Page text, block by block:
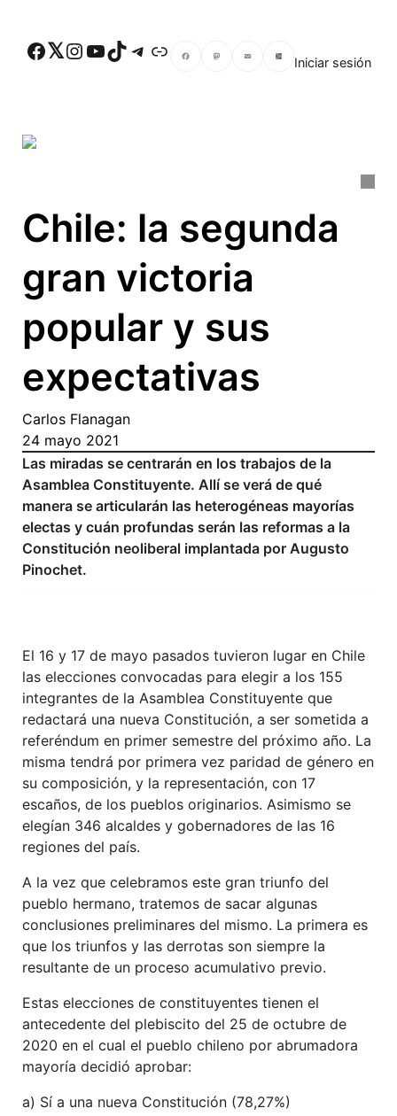
Facebook Twitter Instagram YouTube TikTok Telegram Enlace
Iniciar sesión
Chile: la segunda
gran victoria
popular y sus
expectativas
Carlos Flanagan
24 mayo 2021
Las miradas se centrarán en los trabajos de la
Asamblea Constituyente. Allí se verá de qué
manera se articularán las heterogéneas mayorías
electas y cuán profundas serán las reformas a la
Constitución neoliberal implantada por Augusto
Pinochet.
El 16 y 17 de mayo pasados tuvieron lugar en Chile
las elecciones convocadas para elegir a los 155
integrantes de la Asamblea Constituyente que
redactará una nueva Constitución, a ser sometida a
referéndum en primer semestre del próximo año. La
misma tendrá por primera vez paridad de género en
su composición, y la representación, con 17
escaños, de los pueblos originarios. Asimismo se
elegían 346 alcaldes y gobernadores de las 16
regiones del país.
A la vez que celebramos este gran triunfo del
pueblo hermano, tratemos de sacar algunas
conclusiones preliminares del mismo. La primera es
que los triunfos y las derrotas son siempre la
resultante de un proceso acumulativo previo.
Estas elecciones de constituyentes tienen el
antecedente del plebiscito del 25 de octubre de
2020 en el cual el pueblo chileno por abrumadora
mayoría decidió aprobar:
a) Sí a una nueva Constitución (78,27%)